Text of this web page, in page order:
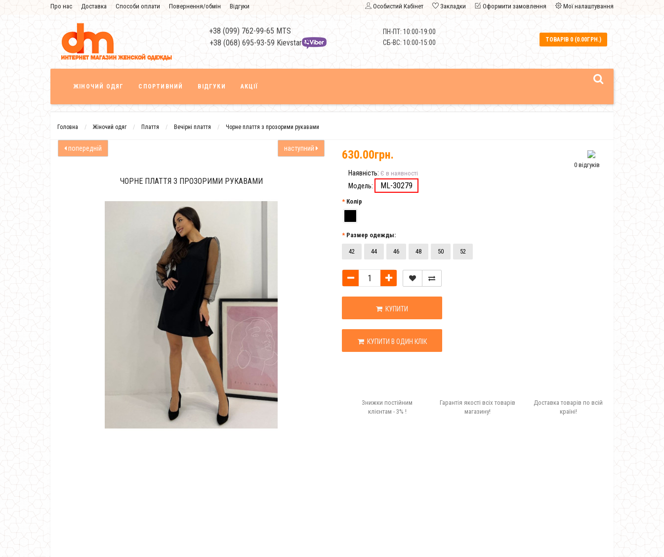
Про нас Доставка Способи оплати Повернення/обмін
Відгуки
Знижка
Особистий Кабінет Закладки Оформити замовлення Мої налаштування
+38 (099) 762-99-65 MTS
+38 (068) 695-93-59 Kievstar
ПН-ПТ: 10:00-19:00
СБ-ВС: 10:00-15:00
ТОВАРІВ 0 (0.00ГРН.)
ЖІНОЧИЙ ОДЯГ СПОРТИВНИЙ ВІДГУКИ АКЦІЇ
Головна Жіночий одяг Плаття Вечірні плаття Чорне плаття з прозорими рукавами
попередній наступний
ЧОРНЕ ПЛАТТЯ З ПРОЗОРИМИ РУКАВАМИ
0 відгуків
630.00грн.
Наявність: Є в наявності
Модель: ML-30279
Колір
Размер одежды:
42 44 46 48 50 52
КУПИТИ
КУПИТИ В ОДИН КЛІК
Знижки постійним
клієнтам - 3% !
Гарантія якості всіх товарів
магазину!
Доставка товарів по всій
країні!